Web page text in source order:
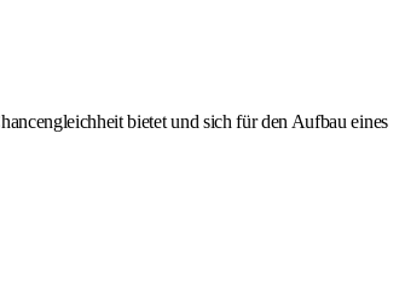
bietet und sich für den Aufbau eines